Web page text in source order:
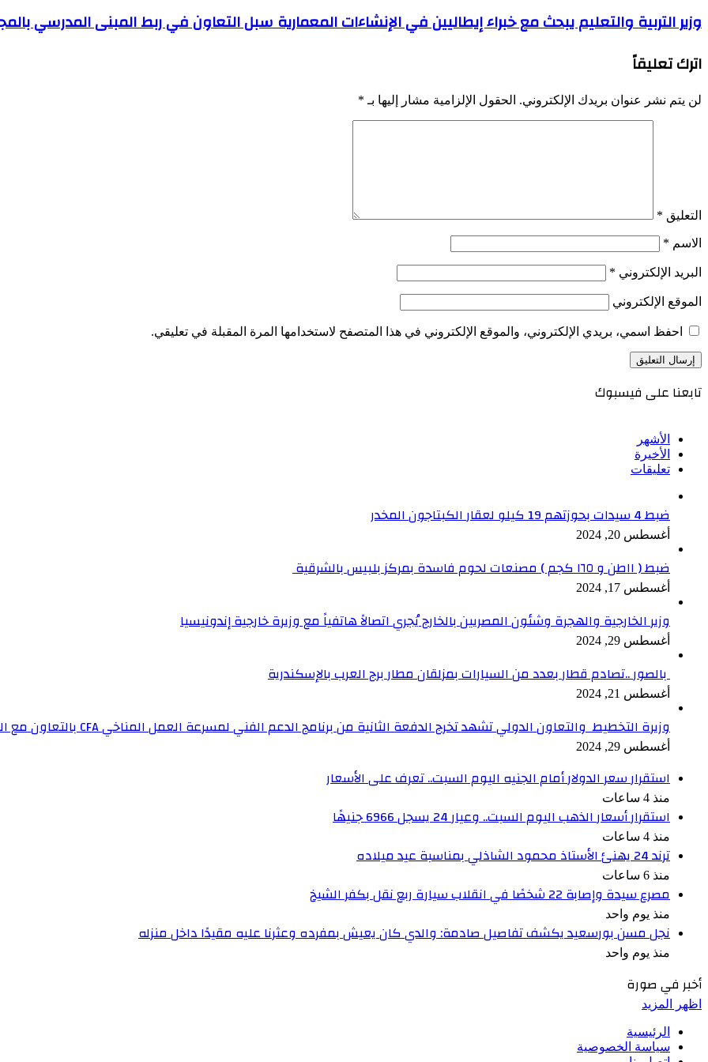
وزير التربية والتعليم يبحث مع خبراء إيطاليين في الإنشاءات المعمارية سبل التعاون في ربط المبنى المدرسي
اترك تعليقاً
لن يتم نشر عنوان بريدك الإلكتروني. الحقول الإلزامية مشار إليها بـ *
التعليق *
الاسم *
البريد الإلكتروني *
الموقع الإلكتروني
احفظ اسمي، بريدي الإلكتروني، والموقع الإلكتروني في هذا المتصفح لاستخدامها المرة المقبلة في تعليقي.
تابعنا على فيسبوك
الأشهر
الأخيرة
تعليقات
ضبط 4 سيدات بحوزتهم 19 كيلو لعقار الكبتاجون المخدر
أغسطس 20, 2024
ضبط ( ١١طن و ١٦٥ كجم ) مصنعات لحوم فاسدة بمركز بلبيس بالشرقية
أغسطس 17, 2024
وزير الخارجية والهجرة وشئون المصريين بالخارج يُجري اتصالاً هاتفياً مع وزيرة خارجية إندونيسيا
أغسطس 29, 2024
بالصور ..تصادم قطار بعدد من السيارات بمزلقان مطار برج العرب بالإسكندرية
أغسطس 21, 2024
وزيرة التخطيط والتعاون الدولي تشهد تخرج الدفعة الثانية من برنامج الدعم الفني لمسرعة العمل المناخي CFA بالتعاون مع المملكة المتحدة
أغسطس 29, 2024
استقرار سعر الدولار أمام الجنيه اليوم السبت.. تعرف على الأسعار
منذ 4 ساعات
استقرار أسعار الذهب اليوم السبت.. وعيار 24 يسجل 6966 جنيهًا
منذ 4 ساعات
ترند 24 يهنئ الأستاذ محمود الشاذلي بمناسبة عيد ميلاده
منذ 6 ساعات
مصرع سيدة وإصابة 22 شخصًا في انقلاب سيارة ربع نقل بكفر الشيخ
منذ يوم واحد
نجل مسن بورسعيد يكشف تفاصيل صادمة: والدي كان يعيش بمفرده وعثرنا عليه مقيدًا داخل منزله
منذ يوم واحد
أخبر في صورة
اظهر المزيد
الرئيسية
سياسة الخصوصية